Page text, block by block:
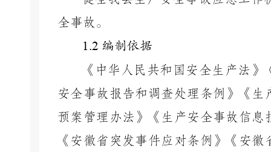
全事故。
1.2 编制依据
《中华人民共和国安全生产法
安全事故报告和调查处理条例》《
预案管理办法》《生产安全事故信
《安徽省突发事件应对条例》《安